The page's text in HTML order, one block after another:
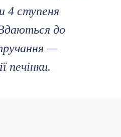
4 ступеня
до
—
печінки.